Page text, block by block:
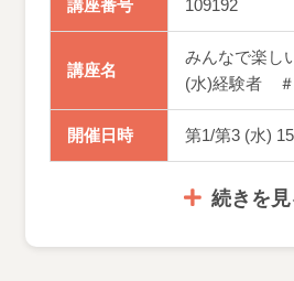
講座番号 109192
講座名
みんなで楽し
(水)経験者
開催日時 第1/第3 (水)
続きを見